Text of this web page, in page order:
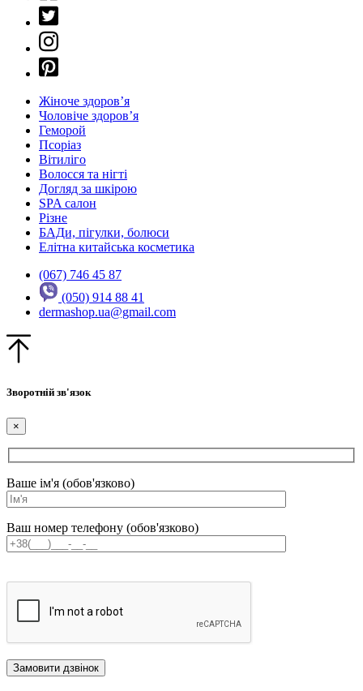
Жіноче здоров’я
Чоловіче здоров’я
Геморой
Псоріаз
Вітиліго
Волосся та нігті
Догляд за шкірою
SPA салон
Різне
БАДи, пігулки, болюси
Елітна китайська косметика
(067) 746 45 87
(050) 914 88 41
dermashop.ua@gmail.com
Зворотній зв'язок
×
Ваше ім'я (обов'язково)
Ваш номер телефону (обов'язково)
пустым.